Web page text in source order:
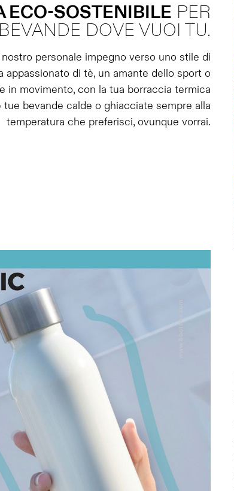
ECO-SOSTENIBILE PER
DOVE VUOI TU.
personale impegno verso uno stile di
appassionato di tè, un amante dello sport o
in movimento, con la tua borraccia termica
bevande calde o ghiacciate sempre alla
temperatura che preferisci, ovunque vorrai.